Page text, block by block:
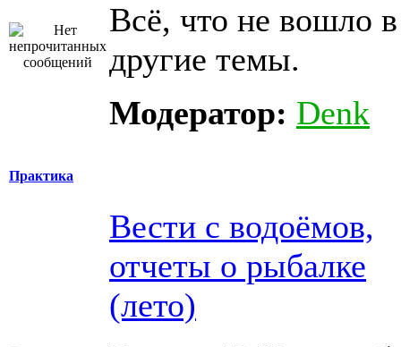
Всё, что не вошло в
другие темы.
Модератор: Denk
Практика
Вести с водоёмов,
отчеты о рыбалке
(лето)